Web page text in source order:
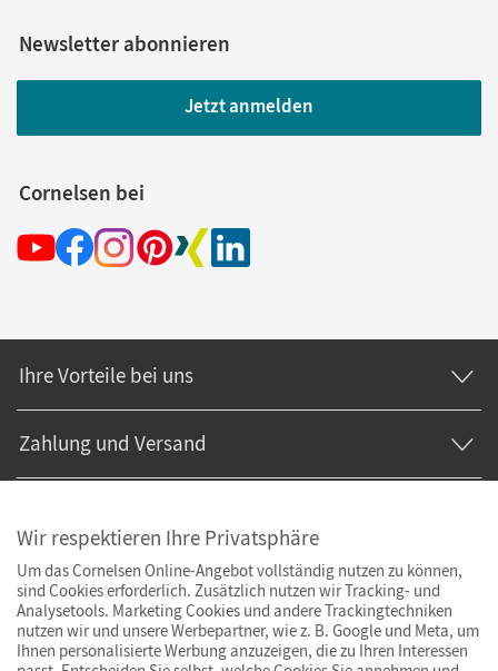
Newsletter abonnieren
Jetzt anmelden
Cornelsen bei
Ihre Vorteile bei uns
Zahlung und Versand
Wir respektieren Ihre Privatsphäre
Um das Cornelsen Online-Angebot vollständig nutzen zu können,
sind Cookies erforderlich. Zusätzlich nutzen wir Tracking- und
Analysetools. Marketing Cookies und andere Trackingtechniken
nutzen wir und unsere Werbepartner, wie z. B. Google und Meta, um
Ihnen personalisierte Werbung anzuzeigen, die zu Ihren Interessen